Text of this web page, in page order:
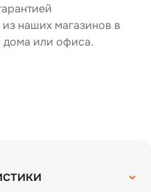
наших магазинов в
дома или офиса.